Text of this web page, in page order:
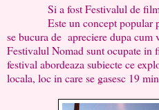
Si a fost Festivalul de film
Este un concept popular
se bucura de apreciere dupa cum
Festivalul Nomad sunt ocupate in
festival abordeaza subiecte ce
locala, loc in care se gasesc 19